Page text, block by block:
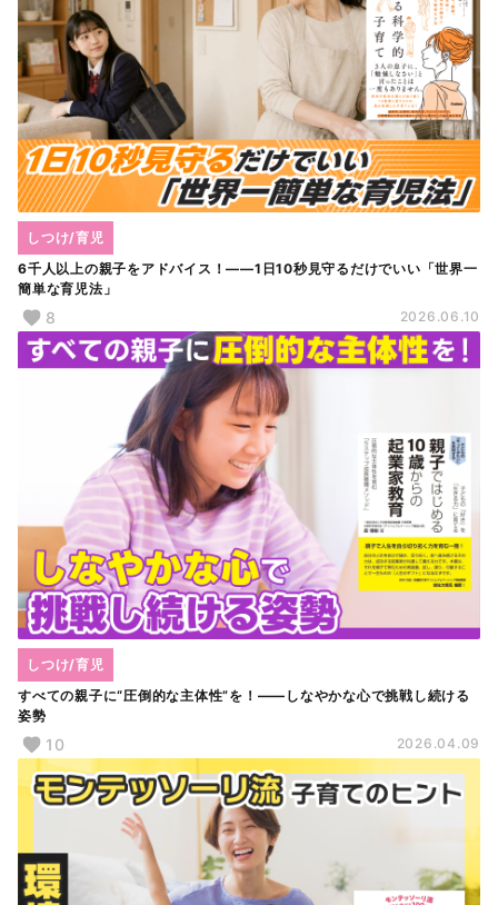
6千人以上の親子をアドバイス！――1日10秒見守るだけでいい「世界一
簡単な育児法」
しつけ/育児
8 2026.06.10
すべての親子に“圧倒的な主体性”を！――しなやかな心で挑戦し続ける
姿勢
しつけ/育児
10 2026.04.09